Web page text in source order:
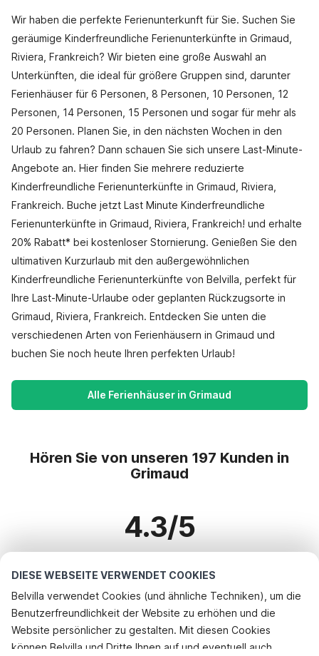
DIESE WEBSEITE VERWENDET COOKIES
Belvilla verwendet Cookies (und ähnliche Techniken), um die
Benutzerfreundlichkeit der Website zu erhöhen und die
Website persönlicher zu gestalten. Mit diesen Cookies
können Belvilla und Dritte Ihnen auf und eventuell auch
Wir haben die perfekte Ferienunterkunft für Sie. Suchen Sie
geräumige Kinderfreundliche Ferienunterkünfte in Grimaud,
Riviera, Frankreich? Wir bieten eine große Auswahl an
Unterkünften, die ideal für größere Gruppen sind, darunter
Ferienhäuser für 6 Personen, 8 Personen, 10 Personen, 12
Personen, 14 Personen, 15 Personen und sogar für mehr als
20 Personen. Planen Sie, in den nächsten Wochen in den
Urlaub zu fahren? Dann schauen Sie sich unsere Last-Minute-
Angebote an. Hier finden Sie mehrere reduzierte
Kinderfreundliche Ferienunterkünfte in Grimaud, Riviera,
Frankreich. Buche jetzt Last Minute Kinderfreundliche
Ferienunterkünfte in Grimaud, Riviera, Frankreich! und erhalte
20% Rabatt* bei kostenloser Stornierung. Genießen Sie den
ultimativen Kurzurlaub mit den außergewöhnlichen
Kinderfreundliche Ferienunterkünfte von Belvilla, perfekt für
Ihre Last-Minute-Urlaube oder geplanten Rückzugsorte in
Grimaud, Riviera, Frankreich. Entdecken Sie unten die
verschiedenen Arten von Ferienhäusern in Grimaud und
buchen Sie noch heute Ihren perfekten Urlaub!
Alle Ferienhäuser in Grimaud
Hören Sie von unseren 197 Kunden in
Grimaud
4.3/5
Beliebteste Reiseziele für Urlaub
Top-Städte mit Top-Annehmlichkeiten für den Urlaub